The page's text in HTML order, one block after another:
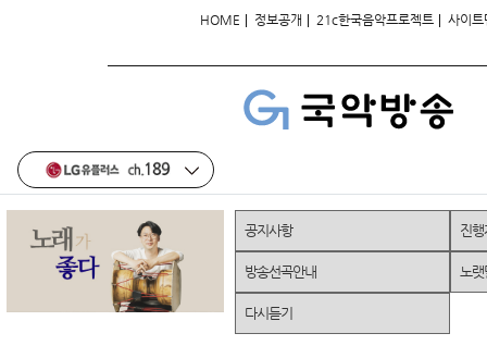
HOME | 정보공개 | 21c한국음악프로젝트 | 사이트
공지사항 진
방송선곡안내 노랫
다시듣기